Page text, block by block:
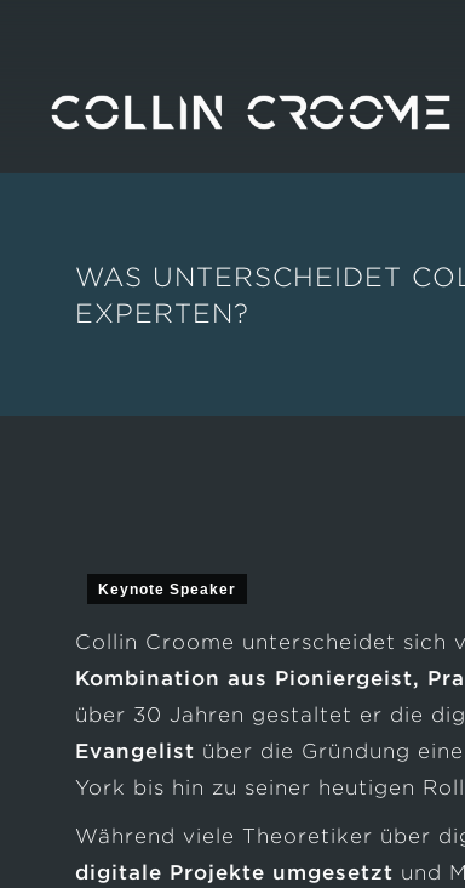
WAS UNTERSCHEIDET
EXPERTEN?
Keynote Speaker
Collin Croome unterscheidet sich
Kombination aus Pioniergeist,
über 30 Jahren gestaltet er die
Evangelist über die Gründung
York bis hin zu seiner heutigen
Während viele Theoretiker über
digitale Projekte umgesetzt und